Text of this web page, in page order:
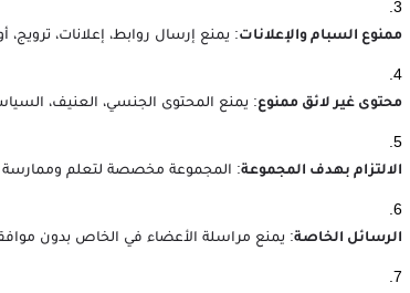
ممنوع السبام والإعلانات: يمنع إرسال روابط، إعلانات، ترويج،
محتوى غير لائق ممنوع: يمنع المحتوى الجنسي، العنيف،
الالتزام بهدف المجموعة: المجموعة مخصصة لتعلم وممارسة
الرسائل الخاصة: يمنع مراسلة الأعضاء في الخاص بدون